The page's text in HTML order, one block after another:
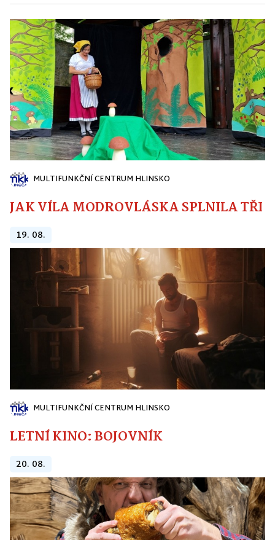
MULTIFUNKČNÍ CENTRUM HLINSKO
JAK VÍLA MODROVLÁSKA SPLNILA
19. 08.
MULTIFUNKČNÍ CENTRUM HLINSKO
LETNÍ KINO: BOJOVNÍK
20. 08.